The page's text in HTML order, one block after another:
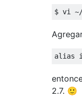
$ vi
alias
2.7. 🙂